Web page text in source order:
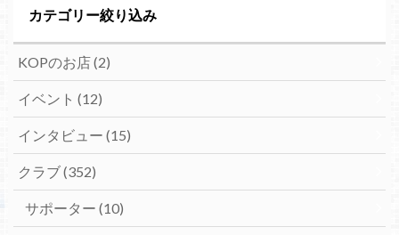
カテゴリー絞り込み
KOPのお店(2)
イベント (12)
インタビュー (15)
クラブ(352)
サポーター (10)